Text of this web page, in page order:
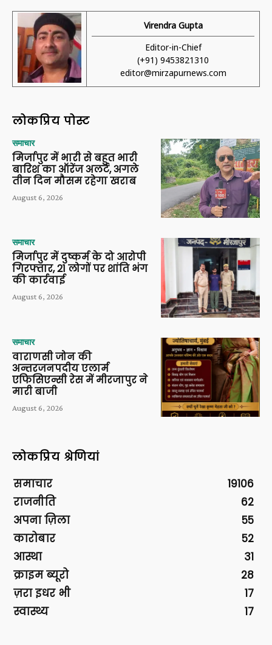
Virendra Gupta
Editor-in-Chief
(+91) 9453821310
editor@mirzapurnews.com
लोकप्रिय पोस्ट
समाचार
मिर्जापुर में भारी से बहुत भारी
बारिश का ऑरेंज अलर्ट, अगले
तीन दिन मौसम रहेगा खराब
August 6, 2026
समाचार
मिर्जापुर में दुष्कर्म के दो आरोपी
गिरफ्तार, 21 लोगों पर शांति भंग
की कार्रवाई
August 6, 2026
समाचार
वाराणसी जोन की
अन्तरजनपदीय एलार्म
एफिसिएन्सी रेस में मीरजापुर ने
मारी बाजी
August 6, 2026
लोकप्रिय श्रेणियां
समाचार
19106
राजनीति
62
अपना ज़िला
55
कारोबार
52
आस्था
31
क्राइम ब्यूरो
28
ज़रा इधर भी
17
स्वास्थ्य
17